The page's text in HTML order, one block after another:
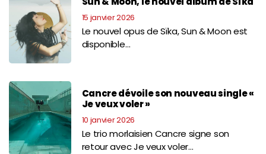
15 janvier 2026
Le nouvel opus de Sïka, Sun & Moon est
disponible…
Cancre dévoile son nouveau single «
Je veux voler »
10 janvier 2026
Le trio morlaisien Cancre signe son
retour avec Je veux voler…